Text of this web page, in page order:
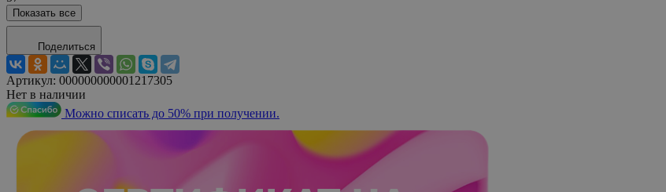
Показать все
Поделиться
Артикул: 000000000001217305
Нет в наличии
Можно списать до 50% при получении.